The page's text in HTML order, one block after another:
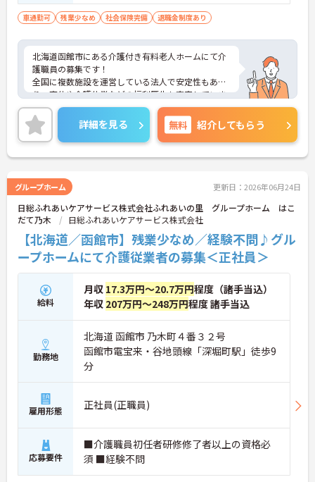
車通勤可 残業少なめ 社会保険完備 退職金制度あり
北海道函館市にある介護付き有料老人ホームにて介
護職員の募集です！
全国に複数施設を運営している法人で安定性もあ
り、育休や介護休業などの福利厚生も充実していま
す◎
残業は月5時間程度と少なめなので、ゆとりを持っ
て働きたい方におすすめです♪
ご興味のある方には、面接対策ポイントなど、さら
に詳細をお話しいたしますのでお気軽にご相談くだ
詳細を見る 無料 紹介してもらう
グループホーム 更新日：2026年06月24日
日総ふれあいケアサービス株式会社ふれあいの里 グループホーム はこ
だて乃木
日総ふれあいケアサービス株式会社
【北海道／函館市】残業少なめ／経験不問♪グル
ープホームにて介護従業者の募集＜正社員＞
給料
月収 17.3万円～20.7万円程度（諸手当込）
年収 207万円～248万円程度 諸手当込
勤務地
北海道 函館市 乃木町４番３２号
函館市電宝来・谷地頭線「深堀町駅」徒歩9
分
雇用形態 正社員(正職員)
応募要件
■介護職員初任者研修修了者以上の資格必
須 ■経験不問